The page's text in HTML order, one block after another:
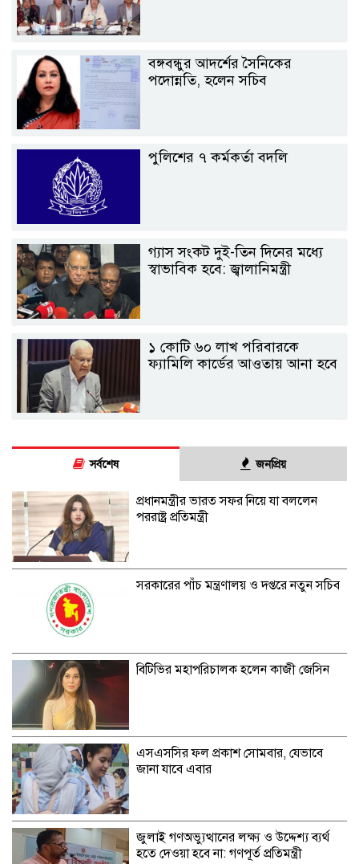
বঙ্গবন্ধুর আদর্শের সৈনিকের
পদোন্নতি, হলেন সচিব
পুলিশের ৭ কর্মকর্তা বদলি
গ্যাস সংকট দুই-তিন দিনের মধ্যে
স্বাভাবিক হবে: জ্বালানিমন্ত্রী
১ কোটি ৬০ লাখ পরিবারকে
ফ্যামিলি কার্ডের আওতায় আনা হবে
সর্বশেষ জনপ্রিয়
প্রধানমন্ত্রীর ভারত সফর নিয়ে যা বললেন
পররাষ্ট্র প্রতিমন্ত্রী
সরকারের পাঁচ মন্ত্রণালয় ও দপ্তরে নতুন সচিব
বিটিভির মহাপরিচালক হলেন কাজী জেসিন
এসএসসির ফল প্রকাশ সোমবার, যেভাবে
জানা যাবে এবার
জুলাই গণঅভ্যুত্থানের লক্ষ্য ও উদ্দেশ্য ব্যর্থ
হতে দেওয়া হবে না: গণপূর্ত প্রতিমন্ত্রী